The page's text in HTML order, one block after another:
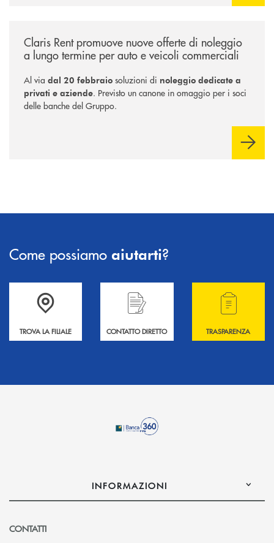
Claris Rent promuove nuove offerte di noleggio
a lungo termine per auto e veicoli commerciali
Al via dal 20 febbraio soluzioni di noleggio dedicate a
privati e aziende. Previsto un canone in omaggio per i soci
delle banche del Gruppo.
Come possiamo aiutarti?
Accedi all' elenco completo delle filiali .
TROVA LA FILIALE
Hai bisogno di informazioni? Contattaci !
CONTATTO DIRETTO
Hai bisogno di
TRASPARENZA
INFORMAZIONI
CONTATTI